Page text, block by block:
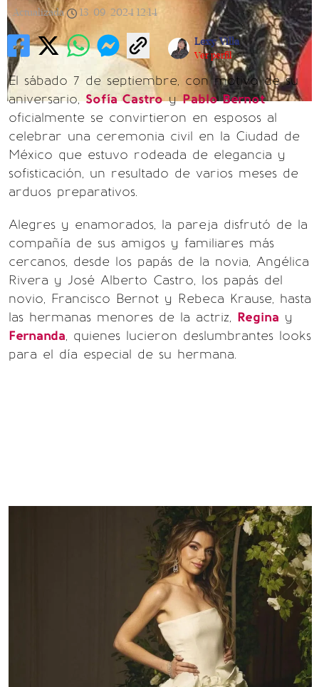
Actualizada
13/09/2024 12:14
Lexy Villa
Ver perfil
El sábado 7 de septiembre, con motivo de su
aniversario,Sofía CastroyPablo Bernot
oficialmente se convirtieron en esposos al
celebrar una ceremonia civil en la Ciudad de
México que estuvo rodeada de elegancia y
sofisticación, un resultado de varios meses de
arduos preparativos.
Alegres y enamorados, la pareja disfrutó de la
compañía de sus amigos y familiares más
cercanos, desde los papás de la novia, Angélica
Rivera y José Alberto Castro, los papás del
novio, Francisco Bernot y Rebeca Krause, hasta
las hermanas menores de la actriz, Regina y
Fernanda, quienes lucieron deslumbrantes looks
para el día especial de su hermana.